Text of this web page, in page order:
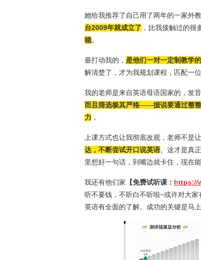
她给我推荐了自己用了两年的一家外
台2009年就成立了 ，比我接触过的很
稳。
最打动我的， 是他们一对一定制教学
解清楚了，才为我规划课程，匹配一位
我的老师是来自英语母语国家的，发
而且筛选极其严格——据说要通过整
力 ，
上课方式也让我彻底改观，老师不是
达，不断尝试开口说英语。这才是真
里想好一句话，到嘴边就卡住，现在
我还有他们家 【免费试听课： https://
听不要钱，不听白不听啦~或许对大
英语有全面的了解。成功的关键是马